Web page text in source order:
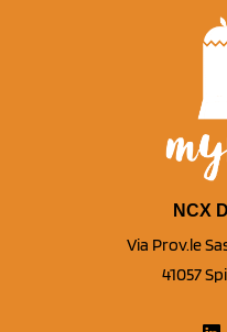
NCX
Via Prov.le
41057